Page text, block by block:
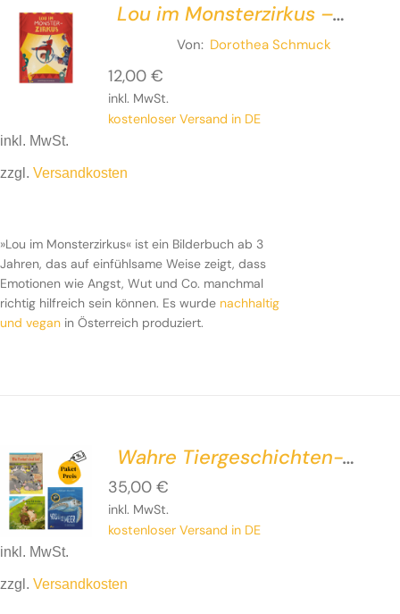
Lou im Monsterzirkus –
Manege frei für Angst, Wut
und Co.
Von: Dorothea Schmuck
12,00 €
inkl. MwSt.
kostenloser Versand in DE
inkl. MwSt.
zzgl. Versandkosten
nachhaltig und vegan
»Lou im Monsterzirkus« ist ein Bilderbuch ab 3
Jahren, das auf einfühlsame Weise zeigt, dass
Emotionen wie Angst, Wut und Co. manchmal
richtig hilfreich sein können. Es wurde nachhaltig
und vegan in Österreich produziert.
Wahre Tiergeschichten-
Paket
35,00 €
inkl. MwSt.
kostenloser Versand in DE
inkl. MwSt.
zzgl. Versandkosten